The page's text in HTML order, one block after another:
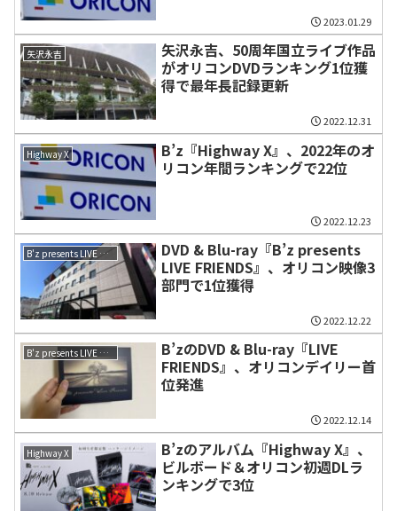
2023.01.29
矢沢永吉
矢沢永吉、50周年国立ライブ作品
がオリコンDVDランキング1位獲
得で最年長記録更新
2022.12.31
Highway X
B’z『Highway X』、2022年のオ
リコン年間ランキングで22位
2022.12.23
B'z presents LIVE FRIENDS
DVD & Blu-ray『B’z presents
LIVE FRIENDS』、オリコン映像3
部門で1位獲得
2022.12.22
B'z presents LIVE FRIENDS
B’zのDVD & Blu-ray『LIVE
FRIENDS』、オリコンデイリー首
位発進
2022.12.14
Highway X
B’zのアルバム『Highway X』、
ビルボード＆オリコン初週DLラ
ンキングで3位